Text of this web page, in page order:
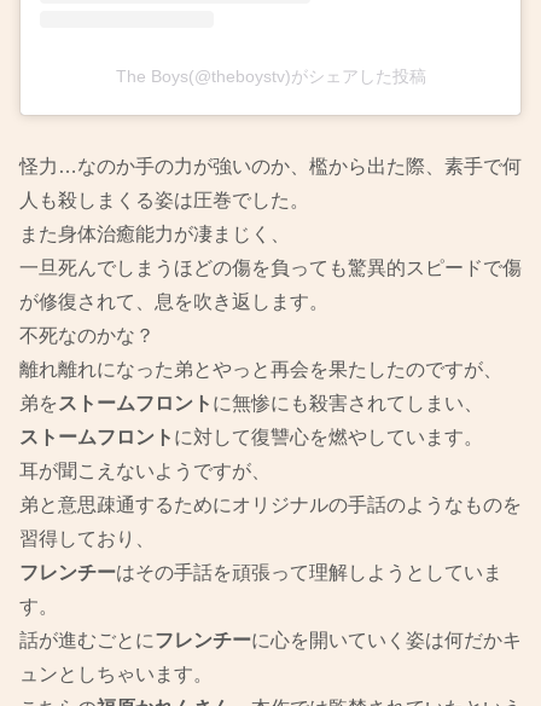
The Boys(@theboystv)がシェアした投稿
怪力…なのか手の力が強いのか、檻から出た際、素手で何
人も殺しまくる姿は圧巻でした。
また身体治癒能力が凄まじく、
一旦死んでしまうほどの傷を負っても驚異的スピードで傷
が修復されて、息を吹き返します。
不死なのかな？
離れ離れになった弟とやっと再会を果たしたのですが、
弟を ストームフロント に無惨にも殺害されてしまい、
ストームフロント に対して復讐心を燃やしています。
耳が聞こえないようですが、
弟と意思疎通するためにオリジナルの手話のようなものを
習得しており、
フレンチーはその手話を頑張って理解しようとしていま
す。
話が進むごとにフレンチーに心を開いていく姿は何だかキ
ュンとしちゃいます。